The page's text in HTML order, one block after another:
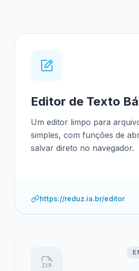
Editor de Texto
Um editor limpo para
simples, com funções de
salvar direto no navegador.
https://reduz.ia.br/editor